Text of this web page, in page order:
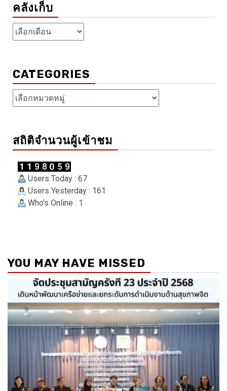
คลังเก็บ
คลัง
เก็บ
CATEGORIES
Categories
สถิติจำนวนผู้เข้าชม
Users Today : 67
Users Yesterday : 161
Who's Online : 1
YOU MAY HAVE MISSED